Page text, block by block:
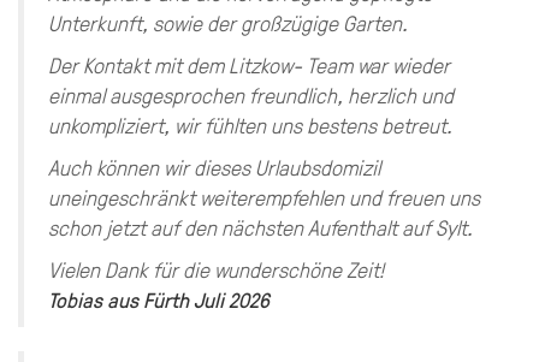
Unterkunft, sowie der großzügige Garten.
Der Kontakt mit dem Litzkow- Team war wieder
einmal ausgesprochen freundlich, herzlich und
unkompliziert, wir fühlten uns bestens betreut.
Auch können wir dieses Urlaubsdomizil
uneingeschränkt weiterempfehlen und freuen uns
schon jetzt auf den nächsten Aufenthalt auf Sylt.
Vielen Dank für die wunderschöne Zeit!
TobiasausFürthJuli 2026